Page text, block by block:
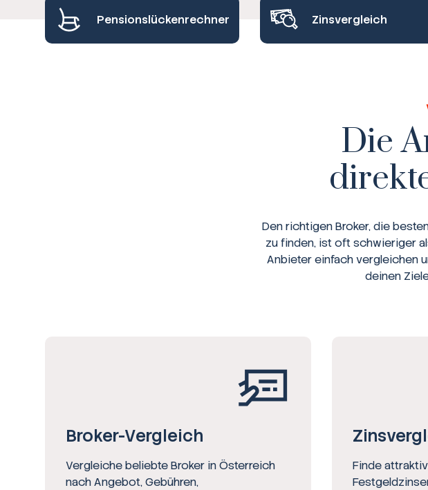
Pensionslückenrechner Zinsvergleich
Die
Den richtigen Broker, die
zu finden, ist oft schwieriger
Anbieter einfach vergleichen
deinen
Broker-Vergleich
Vergleiche beliebte Broker in Österreich
nach Angebot, Gebühren,
Finde